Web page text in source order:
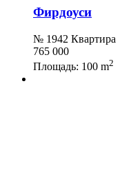
Фирдоуси
№ 1942 Квартира
765 000
Площадь: 100 m2